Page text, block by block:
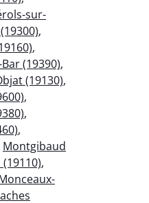
sur-
,
,
(19390),
(19130),
,
,
,
Montgibaud
,